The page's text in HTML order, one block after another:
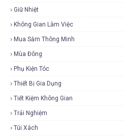
Giữ Nhiệt
Không Gian Làm Việc
Mua Sắm Thông Minh
Mùa Đông
Phụ Kiện Tóc
Thiết Bị Gia Dụng
Tiết Kiệm Không Gian
Trải Nghiệm
Túi Xách